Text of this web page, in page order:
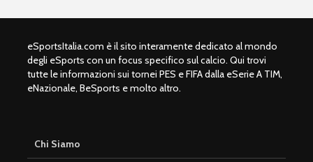
eSportsItalia.com è il sito interamente dedicato al mondo
degli eSports con un focus specifico sul calcio. Qui trovi
tutte le informazioni sui tornei PES e FIFA dalla eSerie A TIM,
eNazionale, BeSports e molto altro.
Chi Siamo